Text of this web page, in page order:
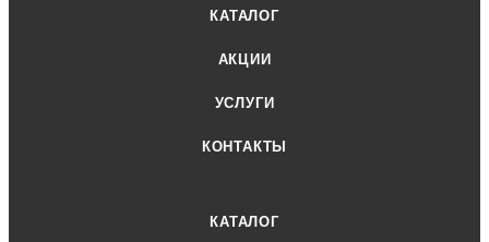
КАТАЛОГ
АКЦИИ
УСЛУГИ
КОНТАКТЫ
КАТАЛОГ